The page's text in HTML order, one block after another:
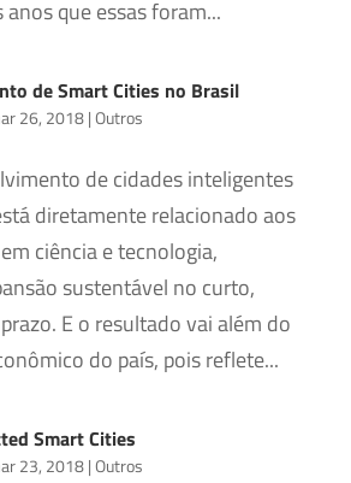
que essas foram...
de Smart Cities no Brasil
26, 2018|Outros
de cidades inteligentes
diretamente relacionado aos
ciência e tecnologia,
sustentável no curto,
E o resultado vai além do
do país, pois reflete...
Smart Cities
23, 2018|Outros